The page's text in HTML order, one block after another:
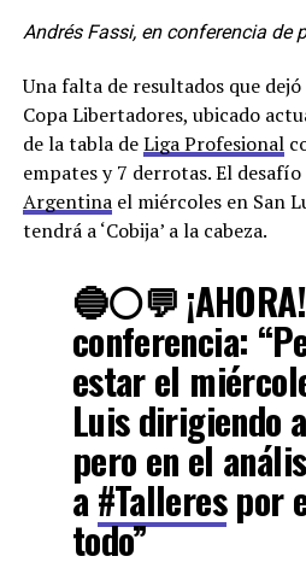
Andrés Fassi, en conferencia de
Una falta de resultados que dejó
Copa Libertadores, ubicado
de la tabla deLiga Profesional
empates y 7 derrotas. El desafío
Argentinael miércoles en San
tendrá a ‘Cobija’ a la cabeza.
🔵⚪️💬
conferencia:
estar el
Luis dirigiendo
pero en el
a#Tallerespor
todo”